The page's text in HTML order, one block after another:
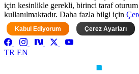
için kesinlikle gerekli, birinci taraf oturum
kullanılmaktadır. Daha fazla bilgi için
Kabul Ediyorum Çerez Ayarları
TR EN